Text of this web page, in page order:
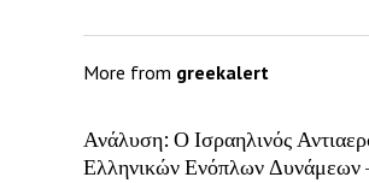
More from greekalert
Ανάλυση: Ο Ισραηλινός
Ελληνικών Ενόπλων Δυνάμεων